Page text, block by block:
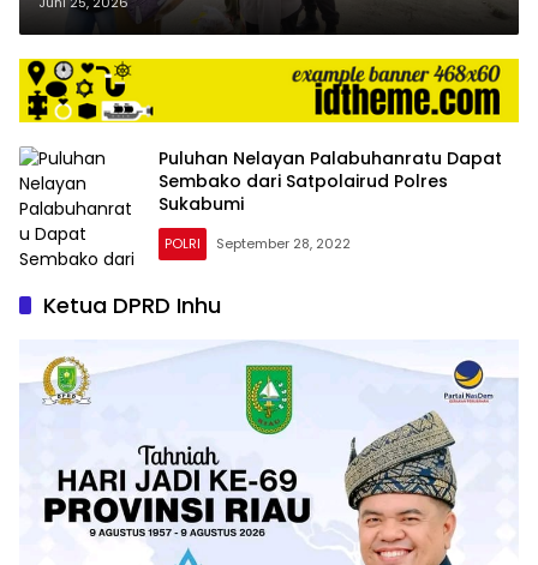
Manasib
Puluhan Nelayan Palabuhanratu Dapat
Sembako dari Satpolairud Polres
Sukabumi
POLRI September 28, 2022
Ketua DPRD Inhu